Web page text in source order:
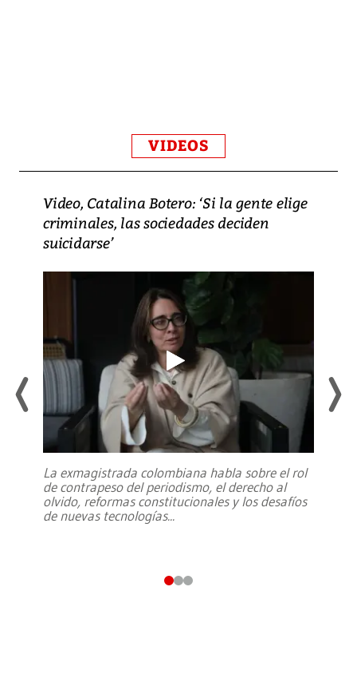
VIDEOS
Video, Catalina Botero: ‘Si la gente elige
criminales, las sociedades deciden
suicidarse’
La exmagistrada colombiana habla sobre el rol
de contrapeso del periodismo, el derecho al
olvido, reformas constitucionales y los desafíos
de nuevas tecnologías...